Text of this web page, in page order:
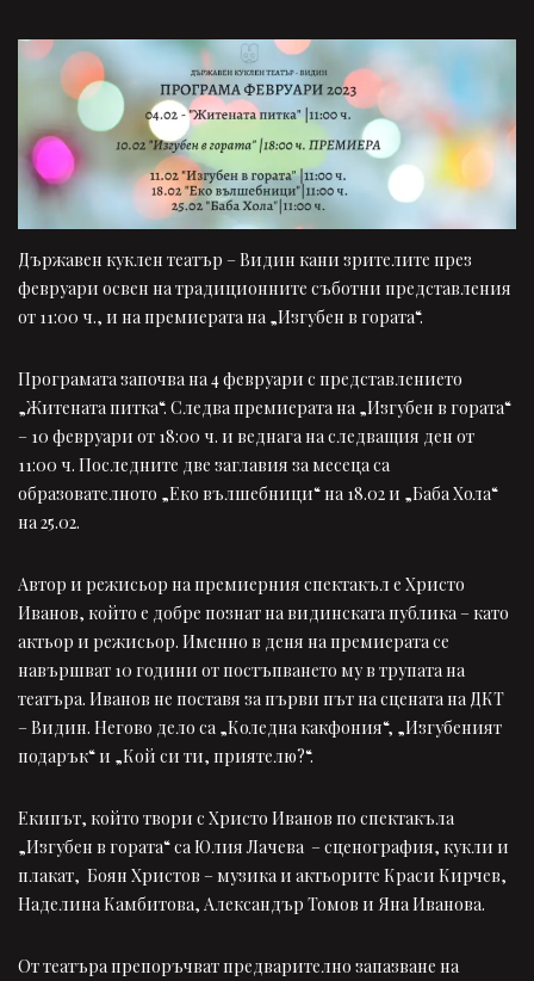
Държавен куклен театър – Видин кани зрителите през
февруари освен на традиционните съботни представления
от 11:00 ч., и на премиерата на „Изгубен в гората“.
Програмата започва на 4 февруари с представлението
„Житената питка“. Следва премиерата на „Изгубен в гората“
– 10 февруари от 18:00 ч. и веднага на следващия ден от
11:00 ч. Последните две заглавия за месеца са
образователното „Еко вълшебници“ на 18.02 и „Баба Хола“
на 25.02.
Автор и режисьор на премиерния спектакъл е Христо
Иванов, който е добре познат на видинската публика – като
актьор и режисьор. Именно в деня на премиерата се
навършват 10 години от постъпването му в трупата на
театъра. Иванов не поставя за първи път на сцената на ДКТ
– Видин. Негово дело са „Коледна какфония“, „Изгубеният
подарък“ и „Кой си ти, приятелю?“.
Екипът, който твори с Христо Иванов по спектакъла
„Изгубен в гората“ са Юлия Лачева – сценография, кукли и
плакат, Боян Христов – музика и актьорите Краси Кирчев,
Наделина Камбитова, Александър Томов и Яна Иванова.
От театъра препоръчват предварително запазване на